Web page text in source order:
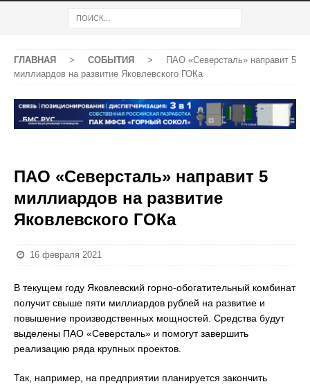
ГЛАВНАЯ > СОБЫТИЯ >
ПАО «Северсталь» направит 5
миллиардов на развитие Яковлевского ГОКа
ПАО «Северсталь» направит 5
миллиардов на развитие
Яковлевского ГОКа
16 февраля 2021
В текущем году Яковлевский горно-обогатительный комбинат
получит свыше пяти миллиардов рублей на развитие и
повышение производственных мощностей. Средства будут
выделены ПАО «Северсталь» и помогут завершить
реализацию ряда крупных проектов.
Так, например, на предприятии планируется закончить